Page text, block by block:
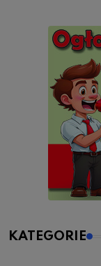
KATEGORIE